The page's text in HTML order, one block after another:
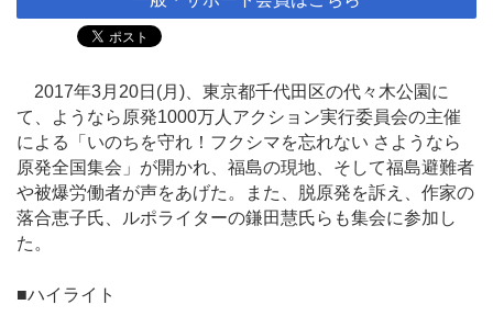
2017年3月20日(月)、東京都千代田区の代々木公園に
て、ようなら原発1000万人アクション実行委員会の主催
による「いのちを守れ！フクシマを忘れない さようなら
原発全国集会」が開かれ、福島の現地、そして福島避難者
や被爆労働者が声をあげた。また、脱原発を訴え、作家の
落合恵子氏、ルポライターの鎌田慧氏らも集会に参加し
た。
■ハイライト